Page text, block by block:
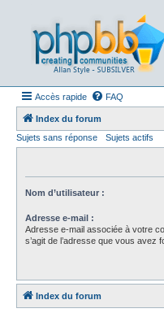
Accès rapide FAQ
Index du forum
Sujets sans réponse
Sujets actifs
Nom d’utilisateur :
Adresse e-mail :
Adresse e-mail associée à votre
s’agit de l’adresse que vous avez
Index du forum